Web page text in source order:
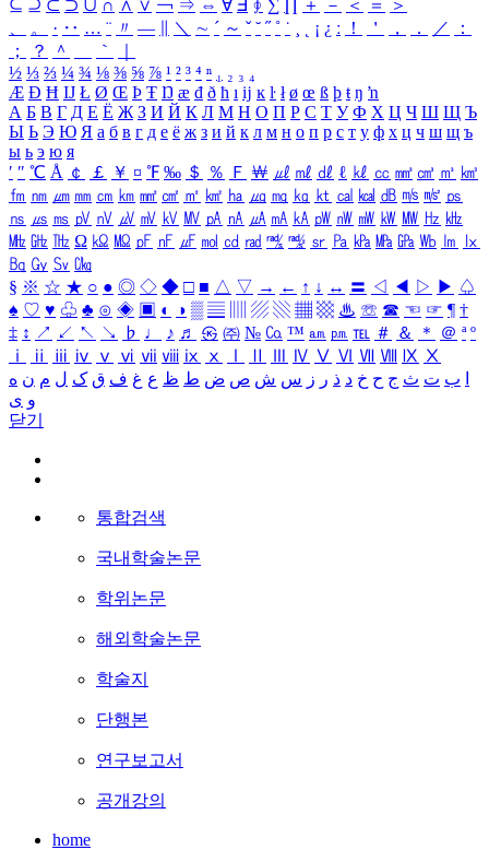
⊆ ⊇ ⊂ ⊃ ∪ ∩ ∧ ∨ ￢ ⇒ ⇔ ∀ ∃ ∮ ∑ ∏ ＋ － ＜ ＝
＞
、
。 · ‥ … ¨ 〃 ― ＼ ∼ ´ ～ ˇ ˘ ˝ ˚ ˙ ¸ ¡ ¿ ː ！ ＇ ， ． ／
：
；
？ ＾ ｀
½ ⅓ ⅔ ¼ ¾ ⅛ ⅜ ⅝ ⅞ ¹ ² ³ ⁴ ⁿ ₁ ₂ ₃ ₄
Æ Ð Ħ Ĳ Ł Ø Œ Þ Ŧ Ŋ æ đ ð ħ ı ĳ ĸ ŀ ł ø œ ß þ ŧ ŋ ŉ
А Б В Г Д Е Ё Ж З И Й К Л М Н О П Р С Т У Ф Х Ц Ч Ш Щ Ъ
Ы Ь Э Ю Я а б в г д е ё ж з и й к л м н о п р с т у ф х ц ч ш щ ъ
ы ь э ю я
′ ″ ℃ Å ￠ ￡ ￥ ¤ ℉ ‰ ＄ ％ Ｆ ￦ ㎕ ㎖ ㎗ ℓ ㎘ ㏄ ㎣ ㎤ ㎥ ㎦
㎙ ㎚ ㎛ ㎜ ㎝ ㎞ ㎟ ㎠ ㎡ ㎢ ㏊ ㎍ ㎎ ㎏ ㏏ ㎈ ㎉ ㏈ ㎧ ㎨ ㎰
㎱ ㎲ ㎳ ㎴ ㎵ ㎶ ㎷ ㎸ ㎹ ㎀ ㎁ ㎂ ㎃ ㎄ ㎺ ㎻ ㎽ ㎾ ㎿ ㎐ ㎑
㎒ ㎓ ㎔ Ω ㏀ ㏁ ㎊ ㎋ ㎌ ㏖ ㏅ ㎭ ㎮ ㎯ ㏛ ㎩ ㎪ ㎫ ㎬ ㏝ ㏐
㏓
㏃ ㏉ ㏜ ㏆
§ ※ ☆ ★ ○ ● ◎ ◇ ◆ □ ■ △ ▽ → ← ↑ ↓ ↔ 〓 ◁ ◀ ▷ ▶ ♤
♠ ♡ ♥ ♧ ♣ ⊙ ◈ ▣ ◐ ◑ ▒ ▤ ▨ ▧ ▦ ▩ ♨ ☏ ☎ ☜ ☞ ¶ †
‡ ↕ ↗ ↙ ↖ ↘ ♭ ♩ ♪ ♬ ㉿ ㈜ № ㏇ ™ ㏂ ㏘ ℡ ＃ ＆ ＊ ＠ ª º
ⅰ
ⅱ ⅲ ⅳ ⅴ ⅵ ⅶ ⅷ ⅸ ⅹ Ⅳ Ⅴ Ⅵ Ⅶ Ⅷ Ⅸ Ⅹ
ب ت ث ج ح خ د ذ ر ز س ش ص ض ط ظ ع غ ف ق ک ل م ن ه
و ی
닫기
통합검색
국내학술논문
학위논문
해외학술논문
학술지
단행본
연구보고서
공개강의
home